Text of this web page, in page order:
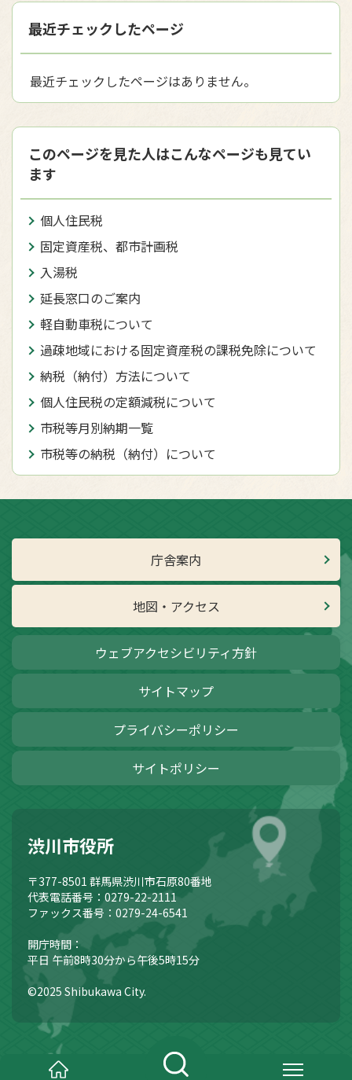
最近チェックしたページ
最近チェックしたページはありません。
このページを見た人はこんなページも見てい
ます
個人住民税
固定資産税、都市計画税
入湯税
延長窓口のご案内
軽自動車税について
過疎地域における固定資産税の課税免除について
納税（納付）方法について
個人住民税の定額減税について
市税等月別納期一覧
市税等の納税（納付）について
庁舎案内
地図・アクセス
ウェブアクセシビリティ方針
サイトマップ
プライバシーポリシー
サイトポリシー
渋川市役所
〒377-8501 群馬県渋川市石原80番地
代表電話番号：0279-22-2111
ファックス番号：0279-24-6541
開庁時間：
平日 午前8時30分から午後5時15分
©2025 Shibukawa City.